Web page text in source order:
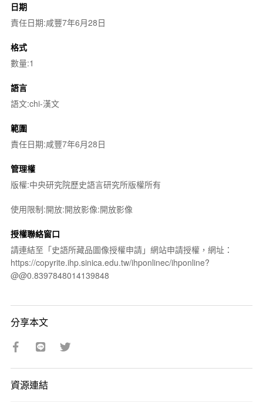
日期
責任日期:咸豐7年6月28日
格式
數量:1
語言
語文:chi-漢文
範圍
責任日期:咸豐7年6月28日
管理權
版權:中央研究院歷史語言研究所版權所有
使用限制:開放:開放影像:開放影像
授權聯絡窗口
請連結至「史語所藏品圖像授權申請」網站申請授權，網址：
https://copyrite.ihp.sinica.edu.tw/ihponlinec/ihponline?
@@0.8397848014139848
分享本文
資源連結